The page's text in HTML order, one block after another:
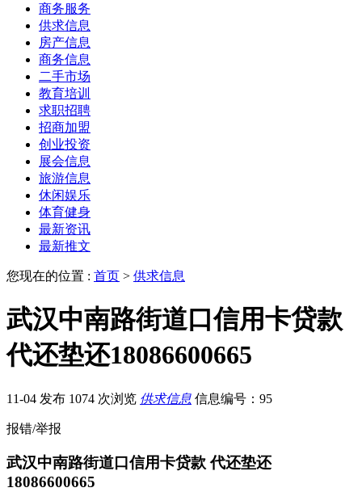
商务服务
供求信息
房产信息
商务信息
二手市场
教育培训
求职招聘
招商加盟
创业投资
展会信息
旅游信息
休闲娱乐
体育健身
最新资讯
最新推文
您现在的位置 : 首页 > 供求信息
武汉中南路街道口信用卡贷款
代还垫还18086600665
11-04 发布 1074 次浏览 供求信息 信息编号：95
报错/举报
武汉中南路街道口信用卡贷款 代还垫还
18086600665